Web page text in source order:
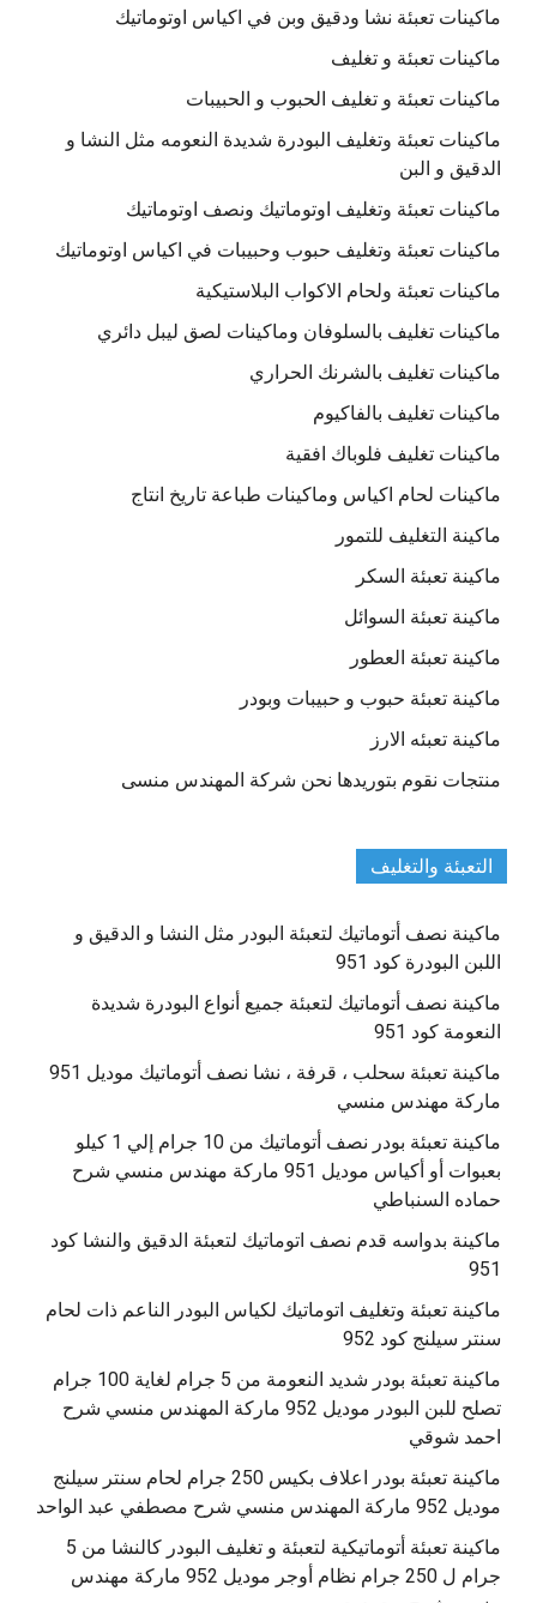
ماكينات تعبئة نشا ودقيق وبن في اكياس اوتوماتيك
ماكينات تعبئة و تغليف
ماكينات تعبئة و تغليف الحبوب و الحبيبات
ماكينات تعبئة وتغليف البودرة شديدة النعومه مثل النشا و
الدقيق و البن
ماكينات تعبئة وتغليف اوتوماتيك ونصف اوتوماتيك
ماكينات تعبئة وتغليف حبوب وحبيبات في اكياس اوتوماتيك
ماكينات تعبئة ولحام الاكواب البلاستيكية
ماكينات تغليف بالسلوفان وماكينات لصق ليبل دائري
ماكينات تغليف بالشرنك الحراري
ماكينات تغليف بالفاكيوم
ماكينات تغليف فلوباك افقية
ماكينات لحام اكياس وماكينات طباعة تاريخ انتاج
ماكينة التغليف للتمور
ماكينة تعبئة السكر
ماكينة تعبئة السوائل
ماكينة تعبئة العطور
ماكينة تعبئة حبوب و حبيبات وبودر
ماكينة تعبئه الارز
منتجات نقوم بتوريدها نحن شركة المهندس منسى
التعبئة والتغليف
ماكينة نصف أتوماتيك لتعبئة البودر مثل النشا و الدقيق و
اللبن البودرة كود 951
ماكينة نصف أتوماتيك لتعبئة جميع أنواع البودرة شديدة
النعومة كود 951
ماكينة تعبئة سحلب ، قرفة ، نشا نصف أتوماتيك موديل 951
ماركة مهندس منسي
ماكينة تعبئة بودر نصف أتوماتيك من 10 جرام إلي 1 كيلو
بعبوات أو أكياس موديل 951 ماركة مهندس منسي شرح
حماده السنباطي
ماكينة بدواسه قدم نصف اتوماتيك لتعبئة الدقيق والنشا كود
951
ماكينة تعبئة وتغليف اتوماتيك لكياس البودر الناعم ذات لحام
سنتر سيلنج كود 952
ماكينة تعبئة بودر شديد النعومة من 5 جرام لغاية 100 جرام
تصلح للبن البودر موديل 952 ماركة المهندس منسي شرح
احمد شوقي
ماكينة تعبئة بودر اعلاف بكيس 250 جرام لحام سنتر سيلنج
موديل 952 ماركة المهندس منسي شرح مصطفي عبد الواحد
ماكينة تعبئة أتوماتيكية لتعبئة و تغليف البودر كالنشا من 5
جرام ل 250 جرام نظام أوجر موديل 952 ماركة مهندس